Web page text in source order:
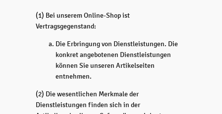
(1) Bei unserem Online-Shop ist
Vertragsgegenstand:
Die Erbringung von Dienstleistungen. Die
konkret angebotenen Dienstleistungen
können Sie unseren Artikelseiten
entnehmen.
(2) Die wesentlichen Merkmale der
Dienstleistungen finden sich in der